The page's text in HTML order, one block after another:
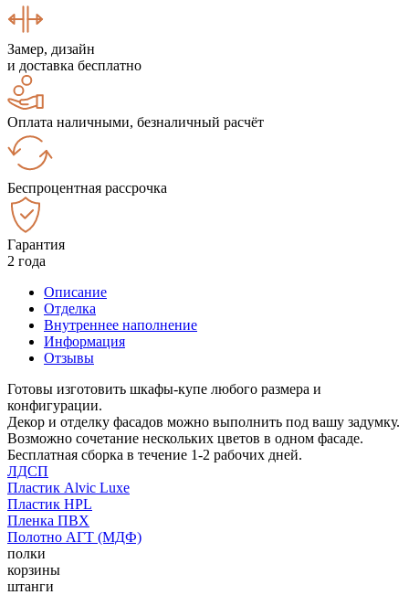
Замер, дизайн
и доставка бесплатно
Оплата наличными, безналичный расчёт
Беспроцентная рассрочка
Гарантия
2 года
Описание
Отделка
Внутреннее наполнение
Информация
Отзывы
Готовы изготовить шкафы-купе любого размера и
конфигурации.
Декор и отделку фасадов можно выполнить под вашу задумку.
Возможно сочетание нескольких цветов в одном фасаде.
Бесплатная сборка в течение 1-2 рабочих дней.
ЛДСП
Пластик Alvic Luxe
Пластик HPL
Пленка ПВХ
Полотно АГТ (МДФ)
полки
корзины
штанги